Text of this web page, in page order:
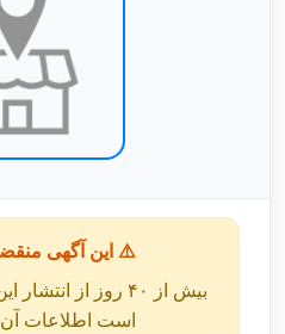
⚠️ این آگهی
بیش از ۴۰ روز از
است اطلاعات آن